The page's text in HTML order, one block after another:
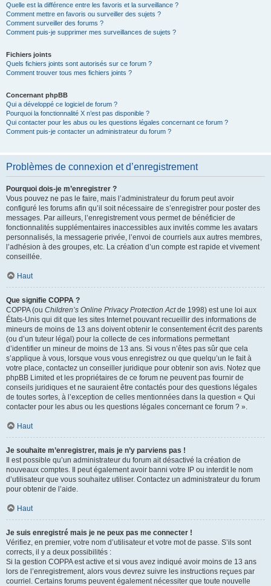
Quelle est la différence entre les favoris et la surveillance ?
Comment mettre en favoris ou surveiller des sujets ?
Comment surveiller des forums ?
Comment puis-je supprimer mes surveillances de sujets ?
Fichiers joints
Quels fichiers joints sont autorisés sur ce forum ?
Comment trouver tous mes fichiers joints ?
Concernant phpBB
Qui a développé ce logiciel de forum ?
Pourquoi la fonctionnalité X n’est pas disponible ?
Qui contacter pour les abus ou les questions légales concernant ce forum ?
Comment puis-je contacter un administrateur du forum ?
Problèmes de connexion et d’enregistrement
Pourquoi dois-je m’enregistrer ?
Vous pouvez ne pas le faire, mais l’administrateur du forum peut avoir
configuré les forums afin qu’il soit nécessaire de s’enregistrer pour poster des
messages. Par ailleurs, l’enregistrement vous permet de bénéficier de
fonctionnalités supplémentaires inaccessibles aux invités comme les avatars
personnalisés, la messagerie privée, l’envoi de courriels aux autres membres,
l’adhésion à des groupes, etc. La création d’un compte est rapide et vivement
conseillée.
Haut
Que signifie COPPA ?
COPPA (ou Children’s Online Privacy Protection Actde 1998) est une loi aux
États-Unis qui dit que les sites Internet pouvant recueillir des informations de
mineurs de moins de 13 ans doivent obtenir le consentement écrit des parents
(ou d’un tuteur légal) pour la collecte de ces informations permettant
d’identifier un mineur de moins de 13 ans. Si vous n’êtes pas sûr que cela
s’applique à vous, lorsque vous vous enregistrez ou que quelqu’un le fait à
votre place, contactez un conseiller juridique pour obtenir son avis. Notez que
phpBB Limited et les propriétaires de ce forum ne peuvent pas fournir de
conseils juridiques et ne sauraient être contactés pour des questions légales
de toutes sortes, à l’exception de celles mentionnées dans la question « Qui
contacter pour les abus ou les questions légales concernant ce forum ? ».
Haut
Je souhaite m’enregistrer, mais je n’y parviens pas !
Il est possible qu’un administrateur du forum ait désactivé la création de
nouveaux comptes. Il peut également avoir banni votre IP ou interdit le nom
d’utilisateur que vous souhaitez utiliser. Contactez un administrateur du forum
pour obtenir de l’aide.
Haut
Je suis enregistré mais je ne peux pas me connecter !
Vérifiez, en premier, votre nom d’utilisateur et votre mot de passe. S’ils sont
corrects, il y a deux possibilités :
Si la gestion COPPA est active et si vous avez indiqué avoir moins de 13 ans
lors de l’enregistrement, alors vous devrez suivre les instructions reçues par
courriel. Certains forums peuvent également nécessiter que toute nouvelle